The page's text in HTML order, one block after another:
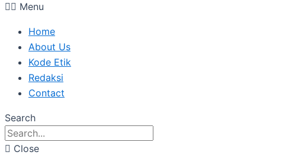
Menu
Home
About Us
Kode Etik
Redaksi
Contact
Search
Close